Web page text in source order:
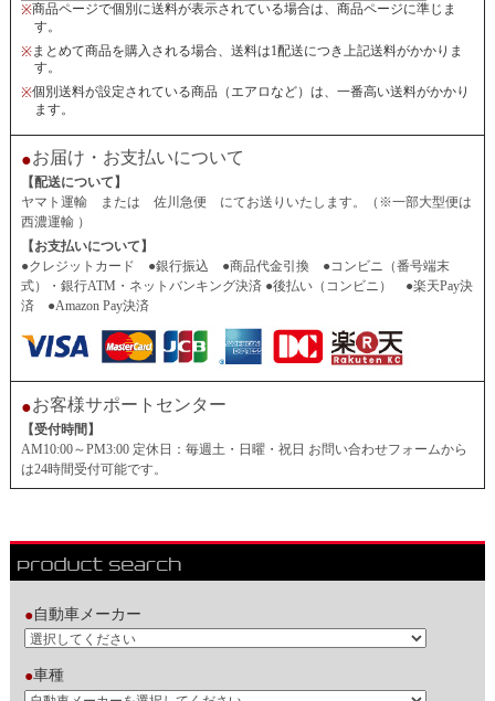
※商品ページで個別に送料が表示されている場合は、商品ページに準じま
す。
※まとめて商品を購入される場合、送料は1配送につき上記送料がかかりま
す。
※個別送料が設定されている商品（エアロなど）は、一番高い送料がかかり
ます。
●お届け・お支払いについて
【配送について】
ヤマト運輸 または 佐川急便 にてお送りいたします。（※一部大型便は
西濃運輸 ）
【お支払いについて】
●クレジットカード ●銀行振込 ●商品代金引換 ●コンビニ（番号端末
式）・銀行ATM・ネットバンキング決済 ●後払い（コンビニ） ●楽天Pay決
済 ●Amazon Pay決済
●お客様サポートセンター
【受付時間】
AM10:00～PM3:00 定休日：毎週土・日曜・祝日 お問い合わせフォームから
は24時間受付可能です。
●自動車メーカー
●車種